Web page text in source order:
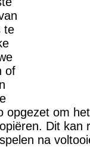
te
of
opgezet om
Dit kan
na